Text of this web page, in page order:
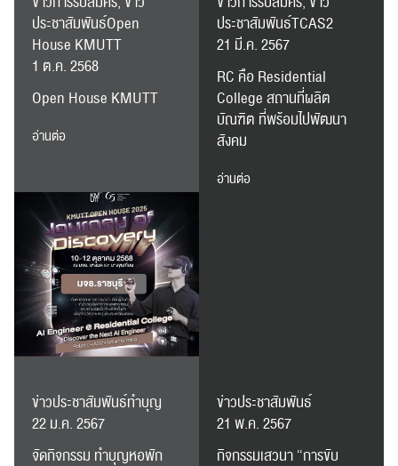
ประชาสัมพันธ์Open
House KMUTT
1 ต.ค. 2568
Open House KMUTT
อ่านต่อ
ประชาสัมพันธ์TCAS2
21 มี.ค. 2567
RC คือ Residential
College สถานที่ผลิต
บัณฑิต ที่พร้อมไปพัฒนา
สังคม
อ่านต่อ
ข่าวประชาสัมพันธ์ทำบุญ
22 ม.ค. 2567
จัดกิจกรรม ทำบุญหอพัก
ข่าวประชาสัมพันธ์
21 พ.ค. 2567
กิจกรรมเสวนา “การขับ
ส่งข่าวประชาสัมพันธ์
ส่งข่าวประชาสัมพันธ์